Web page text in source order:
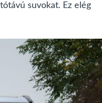
suvokat. Ez elég